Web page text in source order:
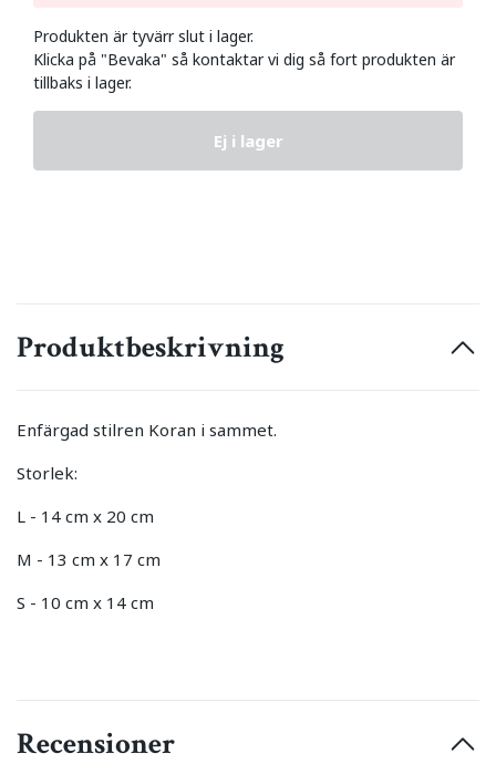
Produkten är tyvärr slut i lager.
Klicka på "Bevaka" så kontaktar vi dig så fort produkten är
tillbaks i lager.
Ej i lager
Produktbeskrivning
Enfärgad stilren Koran i sammet.
Storlek:
L - 14 cm x 20 cm
M - 13 cm x 17 cm
S - 10 cm x 14 cm
Recensioner